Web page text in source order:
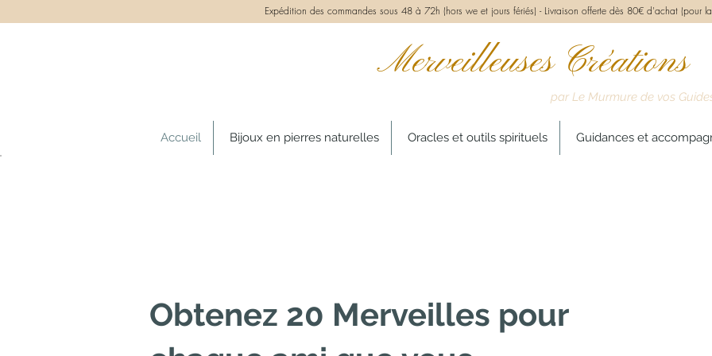
Expédition des commandes sous 48 à 72h (hors we et jours fériés) - Livraison offerte dès 80€ d'achat (pour
Merveilleuses Créations
par Le Murmure de vos
Accueil Bijoux en pierres naturelles Oracles et outils spirituels Guidances et
Obtenez 20 Merveilles pour